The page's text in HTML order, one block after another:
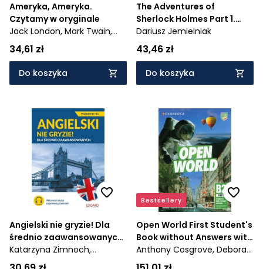
Ameryka, Ameryka.
Czytamy w oryginale
Jack London, Mark Twain,
James Fenimore Cooper
34,61 zł
Do koszyka
The Adventures of
Sherlock Holmes Part 1.
Przygody Sherlocka
Holmesa do czytania po
angielsku. Słownik +
ćwiczenia + mp3 gratis
Dariusz Jemielniak
43,46 zł
Do koszyka
Angielski nie gryzie! Dla
średnio zaawansowanych
- (wyd. 2022)
Katarzyna Zimnoch,
Zuzanna Pytlińska
Bestsellery
Open World First Student's
Book without Answers with
Online Practice
Anthony Cosgrove, Deborah
Hobbs